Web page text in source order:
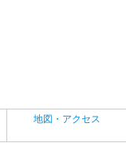
地図・アクセス